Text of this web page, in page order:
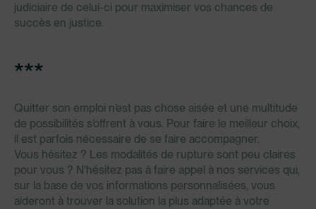
judiciaire de celui-ci pour maximiser vos chances de
succès en justice.
***
Quitter son emploi n’est pas chose aisée et une multitude
de possibilités s’offrent à vous. Pour faire le meilleur choix,
il est parfois nécessaire de se faire accompagner.
Vous hésitez ? Les modalités de rupture sont peu claires
pour vous ? N’hésitez pas à faire appel à nos services qui,
sur la base de vos informations personnalisées, vous
aideront à trouver la solution la plus adaptée à votre